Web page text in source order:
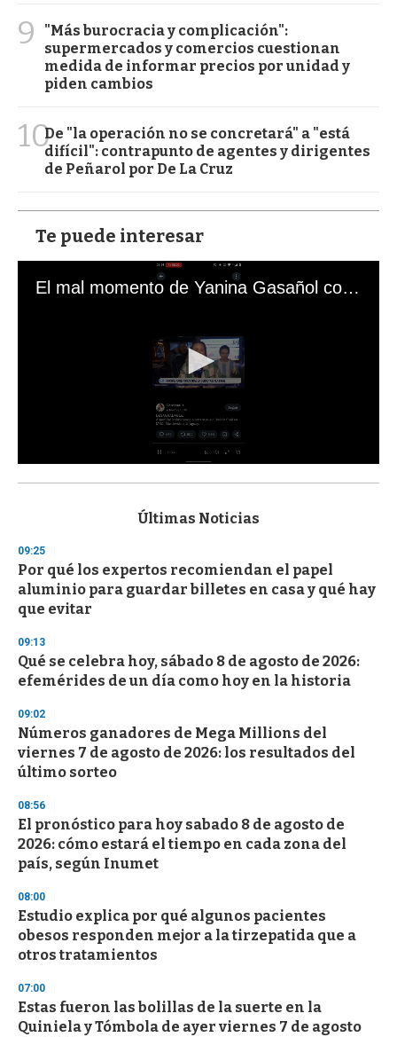
9
"Más burocracia y complicación":
supermercados y comercios cuestionan
medida de informar precios por unidad y
piden cambios
10De "la operación no se concretará" a "está
difícil": contrapunto de agentes y dirigentes
de Peñarol por De La Cruz
Te puede interesar
El mal momento de Yanina Gasañol con un hincha argentino en "Subrayado"
s
d
s
o
f
3
s
e
c
o
d
s
Últimas Noticias
09:25
Por qué los expertos recomiendan el papel
aluminio para guardar billetes en casa y qué hay
que evitar
09:13
Qué se celebra hoy, sábado 8 de agosto de 2026:
efemérides de un día como hoy en la historia
09:02
Números ganadores de Mega Millions del
viernes 7 de agosto de 2026: los resultados del
último sorteo
08:56
El pronóstico para hoy sabado 8 de agosto de
2026: cómo estará el tiempo en cada zona del
país, según Inumet
08:00
Estudio explica por qué algunos pacientes
obesos responden mejor a la tirzepatida que a
otros tratamientos
07:00
Estas fueron las bolillas de la suerte en la
Quiniela y Tómbola de ayer viernes 7 de agosto